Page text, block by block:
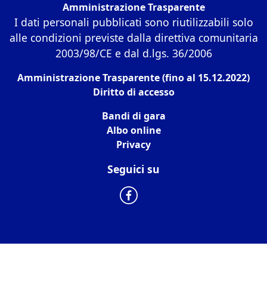
Amministrazione Trasparente
I dati personali pubblicati sono riutilizzabili solo
alle condizioni previste dalla direttiva comunitaria
2003/98/CE e dal d.lgs. 36/2006
Amministrazione Trasparente (fino al 15.12.2022)
Diritto di accesso
Bandi di gara
Albo online
Privacy
Seguici su